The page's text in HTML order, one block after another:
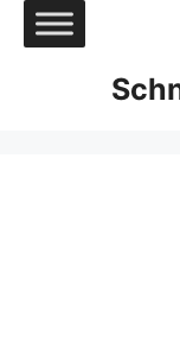
Zum
Inhalt